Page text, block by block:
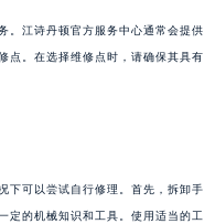
。江诗丹顿官方服务中心通常会提供
点。在选择维修点时，请确保其具有
下可以尝试自行修理。首先，拆卸手
定的机械知识和工具。使用适当的工